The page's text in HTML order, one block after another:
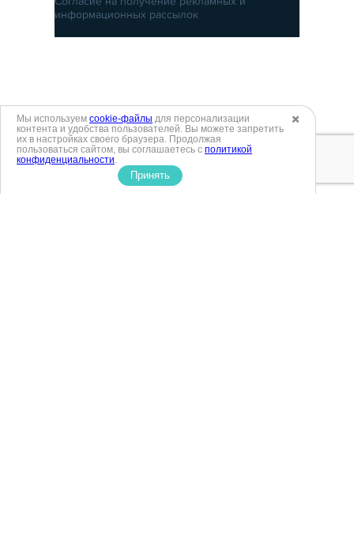
✖️
Мы используем cookie-файлы для персонализации
контента и удобства пользователей. Вы можете запретить
их в настройках своего браузера. Продолжая
пользоваться сайтом, вы соглашаетесь с политикой
конфиденциальности.
Принять
информационных рассылок